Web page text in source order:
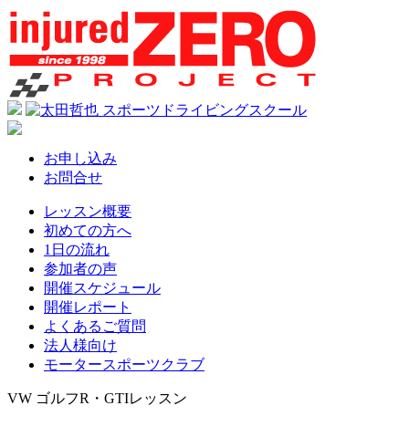
お申し込み
お問合せ
レッスン概要
初めての方へ
1日の流れ
参加者の声
開催スケジュール
開催レポート
よくあるご質問
法人様向け
モータースポーツクラブ
VW ゴルフR・GTIレッスン